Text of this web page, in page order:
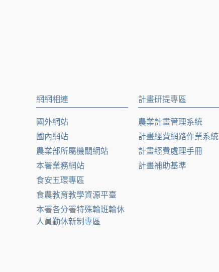
網網相連
國外網站
國內網站
農業部所屬機關網站
本署業務網站
食安五環專區
食農教育教學資源平臺
本署各分署特殊輪班輪休
人員勤休新制專區
計畫研提專區
農業計畫管理系統
計畫經費網路作業系統
計畫經費處理手冊
計畫補助基準